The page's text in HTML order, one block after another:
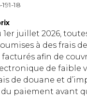
18
juillet 2026,
à des frais
facturés afin de
de faible
de douane et
paiement avant